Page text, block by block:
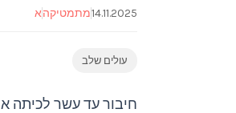
14.11.2025מתמטיקהא
עולים שלב
חיבור עד עשר לכיתה א